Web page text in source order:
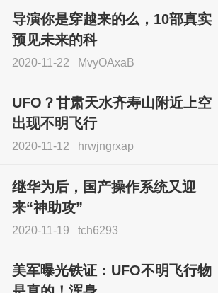
导演你是穿越来的么，10部真实
预见未来的科
2020-11-22 MvyOAxaB
UFO？甘肃天水齐寿山附近上空
出现不明飞行
2020-11-12 hrwjngrxap
继华为后，国产操作系统又迎
来“神助攻”
2020-11-19 tch6293
美军曝光铁证：UFO不明飞行物